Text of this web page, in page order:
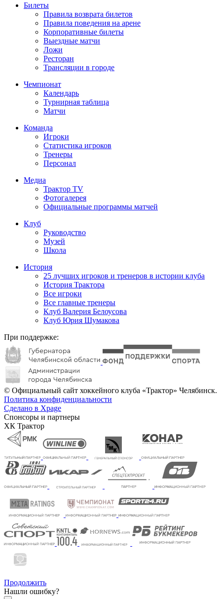
Билеты
Правила возврата билетов
Правила поведения на арене
Корпоративные билеты
Выездные матчи
Ложи
Ресторан
Трансляции в городе
Чемпионат
Календарь
Турнирная таблица
Матчи
Команда
Игроки
Статистика игроков
Тренеры
Персонал
Медиа
Трактор TV
Фотогалерея
Официальные программы матчей
Клуб
Руководство
Музей
Школа
История
25 лучших игроков и тренеров в истории клуба
История Трактора
Все игроки
Все главные тренеры
Клуб Валерия Белоусова
Клуб Юрия Шумакова
При поддержке:
© Официальный сайт хоккейного клуба «Трактор» Челябинск.
Политика конфиденциальности
Сделано в Xpage
Спонсоры и партнеры
ХК Трактор
Продолжить
Нашли ошибку?